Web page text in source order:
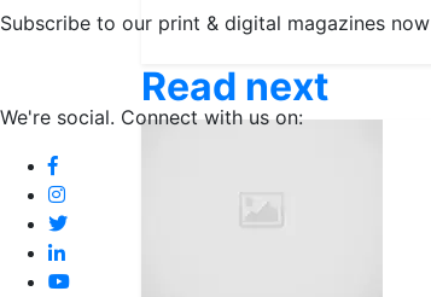
Subscribe to our print & digital magazines now
We're social. Connect with us on:
Read next